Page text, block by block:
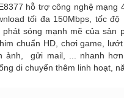
hỗ trợ công nghệ mạng
tối đa 150Mbps, tốc độ
phát sóng mạnh mẽ của sản
chuẩn HD, chơi game,
ảnh, gửi mail, ... nhanh
di chuyển thêm linh hoạt,